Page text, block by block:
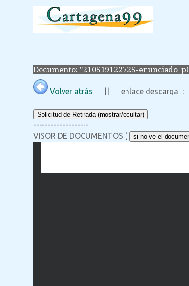
Documento: "210519122725-
Volver atrás || enlace descarga :
Solicitud de Retirada (mostrar/ocultar)
-------------------
VISOR DE DOCUMENTOS (
si no ve el